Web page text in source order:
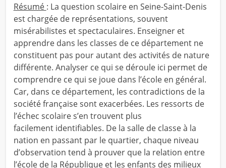
Résumé : La question scolaire en Seine-Saint-Denis
est chargée de représentations, souvent
misérabilistes et spectaculaires. Enseigner et
apprendre dans les classes de ce département ne
constituent pas pour autant des activités de nature
différente. Analyser ce qui se déroule ici permet de
comprendre ce qui se joue dans l’école en général.
Car, dans ce département, les contradictions de la
société française sont exacerbées. Les ressorts de
l’échec scolaire s’en trouvent plus
facilement identifiables. De la salle de classe à la
nation en passant par le quartier, chaque niveau
d’observation tend à prouver que la relation entre
l’école de la République et les enfants des milieux